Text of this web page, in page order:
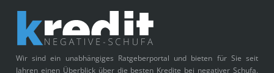
Wir sind ein unabhängiges Ratgeberportal und bieten für Sie seit
Jahren einen Überblick über die besten Kredite bei negativer Schufa.